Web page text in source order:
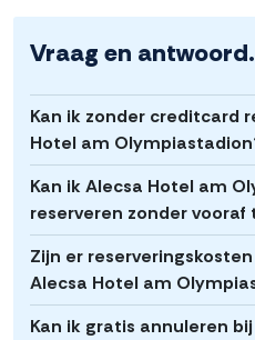
Vraag en antwoord.
Kan ik zonder creditcard
Hotel am
Kan ik Alecsa Hotel am
reserveren zonder vooraf
Zijn er
Alecsa Hotel am
Kan ik gratis annuleren